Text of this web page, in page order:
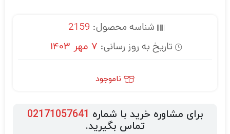
شناسه محصول: 2159
تاریخ به روز رسانی: 7 مهر 1403
ناموجود
برای مشاوره خرید با شماره 02171057641
تماس بگیرید.